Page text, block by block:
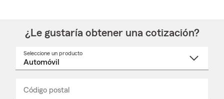
¿Le gustaría obtener una cotización?
Seleccione un producto
Código postal
_____